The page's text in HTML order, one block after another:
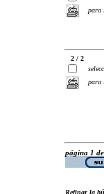
para
2 / 2
para
página 1